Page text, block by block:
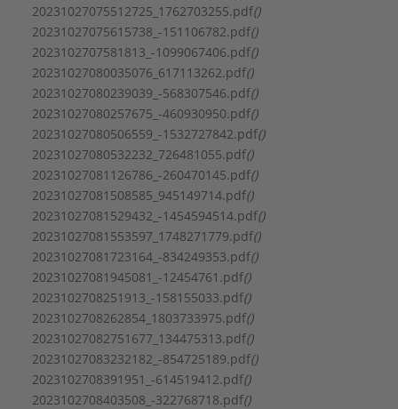
Aantal fasen:
3
Afgegeven motorvermogen (P2):
2,2 kW
Beschermingsgraad (IP): IP55
Druk bij volumestroom (BEP): 752,66 kPa
Druktrap flens aansluiting inlaatzijde:
Druktrap flens aansluiting uitlaatzijde:
Elektrische aansluiting:
Aansluitklemmen
Flensvorm:
Overig
Frequentie:
50/60 Hz
Isolatieklasse volgens IEC:
F
Kwaliteitsklasse materiaal waaier:
RVS 316 L (1.4404)
Kwaliteitsklasse pomphuis: RVS 316 L (1.4404)
Materiaal pomphuis:
Roestvaststaal (RVS)
Materiaal waaier / pompwiel:
Roestvaststaal (RVS)
Max. debiet: 8,79 m³/h
Max. opvoerhoogte:
101,3 m
Max. werkdruk: 10 bar
Mediumtemperatuur (continu): -20 - 90 °C
Merk:
Wilo
20231027075512725_1762703255.pdf()
20231027075615738_-151106782.pdf()
2023102707581813_-1099067406.pdf()
20231027080035076_617113262.pdf()
20231027080239039_-568307546.pdf()
20231027080257675_-460930950.pdf()
20231027080506559_-1532727842.pdf()
20231027080532232_726481055.pdf()
20231027081126786_-260470145.pdf()
20231027081508585_945149714.pdf()
20231027081529432_-1454594514.pdf()
20231027081553597_1748271779.pdf()
20231027081723164_-834249353.pdf()
20231027081945081_-12454761.pdf()
2023102708251913_-158155033.pdf()
2023102708262854_1803733975.pdf()
20231027082751677_134475313.pdf()
20231027083232182_-854725189.pdf()
2023102708391951_-614519412.pdf()
2023102708403508_-322768718.pdf()